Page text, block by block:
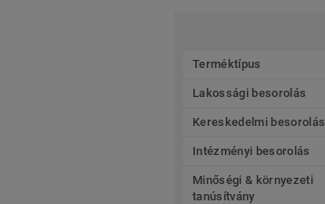
Terméktípus
Lakossági besorolás
Kereskedelmi besorolás
Intézményi besorolás
Minőségi & környezeti
tanúsítvány